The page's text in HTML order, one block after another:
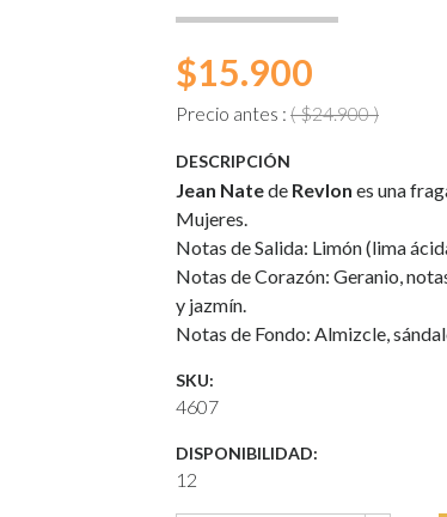
$15.900
Precio antes : ( $24.900 )
DESCRIPCIÓN
Jean Natede Revlon es una
Mujeres.
Notas de Salida: Limón (lima
Notas de Corazón: Geranio,
y jazmín.
Notas de Fondo: Almizcle,
SKU:
4607
DISPONIBILIDAD:
12